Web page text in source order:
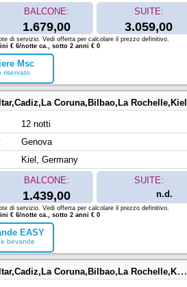
BALCONE:
1.679,00
SUITE:
3.059,00
Msc
riservato
di servizio. Vedi offerta per calcolare il prezzo definitivo.
€ 6/notte ca., sotto 2 anni € 0
Coruna,Bilbao,La Rochelle,Kiel
12 notti
Genova
Kiel, Germany
BALCONE:
1.439,00
SUITE:
n.d.
EASY
bevande
di servizio. Vedi offerta per calcolare il prezzo definitivo.
€ 6/notte ca., sotto 2 anni € 0
Coruna,Bilbao,La Rochelle,Kiel,Copenhagen